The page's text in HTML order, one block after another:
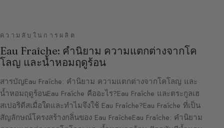
ความลับในการผลิต
Eau Fraîche: คำนิยาม ความแตกต่างจากโค
โลญ และน้ำหอมฤดูร้อน
สารบัญEau Fraîche: คำนิยาม ความแตกต่างจากโคโลญ และ
น้ำหอมฤดูร้อนEau Fraîche คืออะไร?Eau Fraîche และตระกูลเฮ
สเปอริดีสเมื่อใดและทำไมจึงใช้ Eau Fraîche?Eau Fraîche ที่เป็น
สัญลักษณ์โครงสร้างกลิ่นของ Eau FraîcheEau Fraîche: คำนิยาม